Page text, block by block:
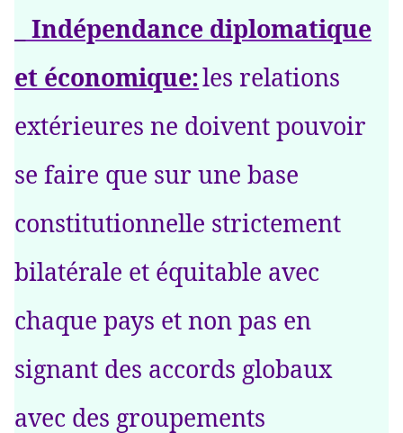
_ Indépendance diplomatique
et économique:les relations
extérieures ne doivent pouvoir
se faire que sur une base
constitutionnelle strictement
bilatérale et équitable avec
chaque pays et non pas en
signant des accords globaux
avec des groupements